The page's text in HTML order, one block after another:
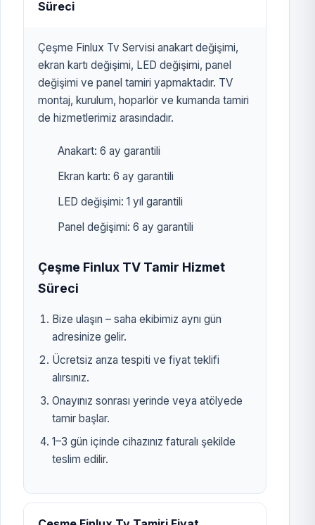
Süreci
Çeşme Finlux Tv Servisi anakart değişimi,
ekran kartı değişimi, LED değişimi, panel
değişimi ve panel tamiri yapmaktadır. TV
montaj, kurulum, hoparlör ve kumanda tamiri
de hizmetlerimiz arasındadır.
Anakart: 6 ay garantili
Ekran kartı: 6 ay garantili
LED değişimi: 1 yıl garantili
Panel değişimi: 6 ay garantili
Çeşme Finlux TV Tamir Hizmet
Süreci
Bize ulaşın – saha ekibimiz aynı gün
adresinize gelir.
Ücretsiz arıza tespiti ve fiyat teklifi
alırsınız.
Onayınız sonrası yerinde veya atölyede
tamir başlar.
1–3 gün içinde cihazınız faturalı şekilde
teslim edilir.